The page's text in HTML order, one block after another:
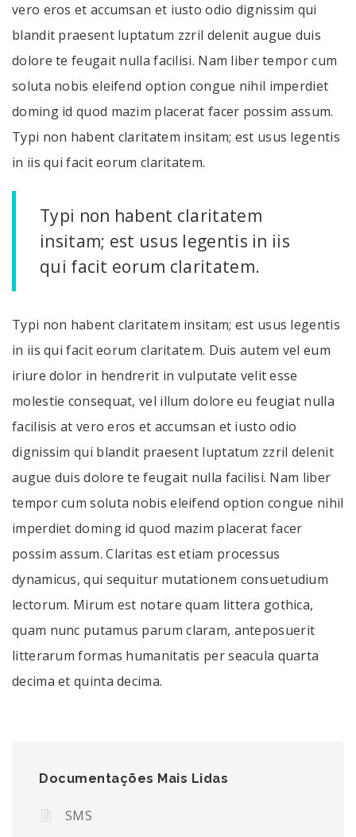
vero eros et accumsan et iusto odio dignissim qui
blandit praesent luptatum zzril delenit augue duis
dolore te feugait nulla facilisi. Nam liber tempor cum
soluta nobis eleifend option congue nihil imperdiet
doming id quod mazim placerat facer possim assum.
Typi non habent claritatem insitam; est usus legentis
in iis qui facit eorum claritatem.
Typi non habent claritatem
insitam; est usus legentis in iis
qui facit eorum claritatem.
Typi non habent claritatem insitam; est usus legentis
in iis qui facit eorum claritatem. Duis autem vel eum
iriure dolor in hendrerit in vulputate velit esse
molestie consequat, vel illum dolore eu feugiat nulla
facilisis at vero eros et accumsan et iusto odio
dignissim qui blandit praesent luptatum zzril delenit
augue duis dolore te feugait nulla facilisi. Nam liber
tempor cum soluta nobis eleifend option congue nihil
imperdiet doming id quod mazim placerat facer
possim assum. Claritas est etiam processus
dynamicus, qui sequitur mutationem consuetudium
lectorum. Mirum est notare quam littera gothica,
quam nunc putamus parum claram, anteposuerit
litterarum formas humanitatis per seacula quarta
decima et quinta decima.
Documentações Mais Lidas
SMS